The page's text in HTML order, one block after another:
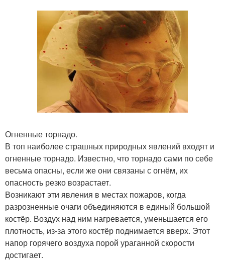
Огненные торнадо.
В топ наиболее страшных природных явлений входят и
огненные торнадо. Известно, что торнадо сами по себе
весьма опасны, если же они связаны с огнём, их
опасность резко возрастает.
Возникают эти явления в местах пожаров, когда
разрозненные очаги объединяются в единый большой
костёр. Воздух над ним нагревается, уменьшается его
плотность, из-за этого костёр поднимается вверх. Этот
напор горячего воздуха порой ураганной скорости
достигает.